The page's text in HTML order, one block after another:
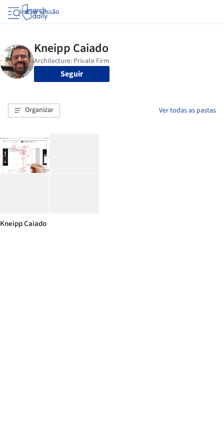
Iniciar sessão
Seguir
Organizar Ver todas as pastas
Kneipp Caiado